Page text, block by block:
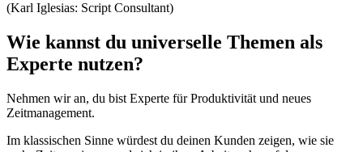
(Karl Iglesias: Script Consultant)
Wie kannst du universelle Themen als
Experte nutzen?
Nehmen wir an, du bist Experte für Produktivität und neues
Zeitmanagement.
Im klassischen Sinne würdest du deinen Kunden zeigen, wie sie